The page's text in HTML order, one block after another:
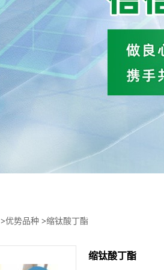
>优势品种 >缩钛酸丁酯
缩钛酸丁酯